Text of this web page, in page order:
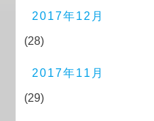
2017年12月
(28)
2017年11月
(29)